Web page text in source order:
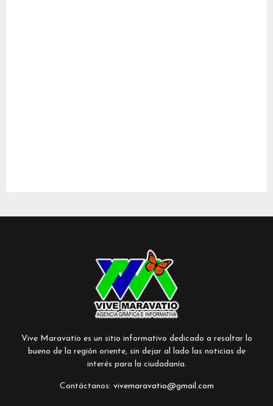
Vive Maravatío es un sitio informativo dedicado a resaltar lo
bueno de la región oriente, sin dejar al lado las noticias de
interés para la ciudadanía.
Contáctanos: vivemaravatio@gmail.com